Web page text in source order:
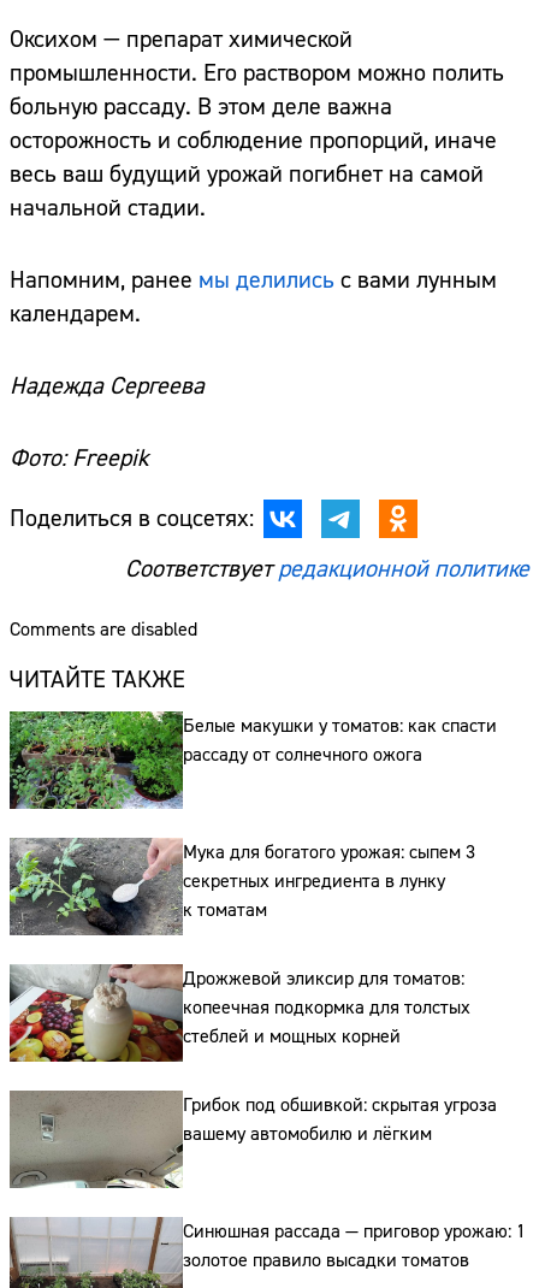
Оксихом — препарат химической
промышленности. Его раствором можно полить
больную рассаду. В этом деле важна
осторожность и соблюдение пропорций, иначе
весь ваш будущий урожай погибнет на самой
начальной стадии.
Напомним, ранее мы делились с вами лунным
календарем.
Надежда Сергеева
Фото: Freepik
Поделиться в соцсетях:
Соответствуетредакционной политике
Comments are disabled
ЧИТАЙТЕ ТАКЖЕ
Белые макушки у томатов: как спасти
рассаду от солнечного ожога
Мука для богатого урожая: сыпем 3
секретных ингредиента в лунку
к томатам
Дрожжевой эликсир для томатов:
копеечная подкормка для толстых
стеблей и мощных корней
Грибок под обшивкой: скрытая угроза
вашему автомобилю и лёгким
Синюшная рассада — приговор урожаю: 1
золотое правило высадки томатов